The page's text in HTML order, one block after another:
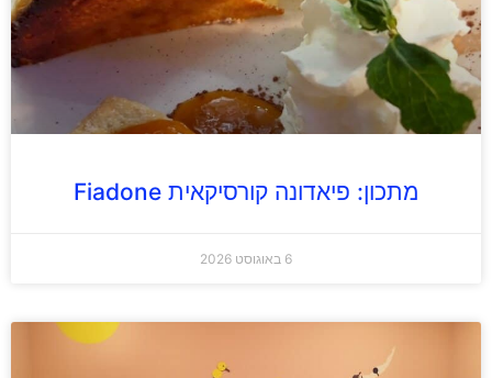
מתכון: פיאדונה קורסיקאית Fiadone
6 באוגוסט 2026